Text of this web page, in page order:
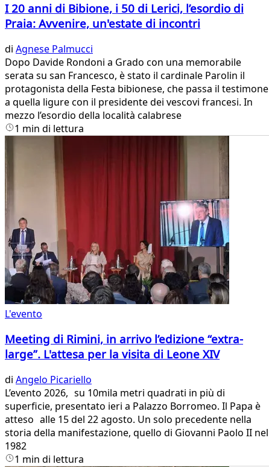
I 20 anni di Bibione, i 50 di Lerici, l’esordio di
Praia: Avvenire, un'estate di incontri
di Agnese Palmucci
Dopo Davide Rondoni a Grado con una memorabile
serata su san Francesco, è stato il cardinale Parolin il
protagonista della Festa bibionese, che passa il testimone
a quella ligure con il presidente dei vescovi francesi. In
mezzo l’esordio della località calabrese
1 min di lettura
L'evento
Meeting di Rimini, in arrivo l’edizione “extra-
large”. L'attesa per la visita di Leone XIV
di Angelo Picariello
L’evento 2026, su 10mila metri quadrati in più di
superficie, presentato ieri a Palazzo Borromeo. Il Papa è
atteso alle 15 del 22 agosto. Un solo precedente nella
storia della manifestazione, quello di Giovanni Paolo II nel
1982
1 min di lettura